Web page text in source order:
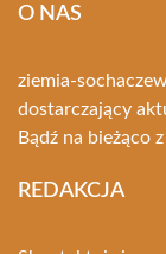
O NAS
ziemia-
dostarczający
Bądź na bieżąco
REDAKCJA